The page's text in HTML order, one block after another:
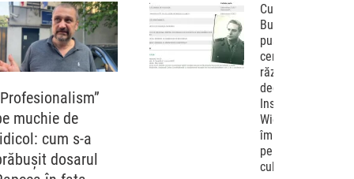
muchie de
cum s-a
dosarul
Curtea de Apel
București a
pus capac
cenzurii
războiului
declarat de
Institutul „Elie
Wiesel”
împotriva
personalităților
culturii